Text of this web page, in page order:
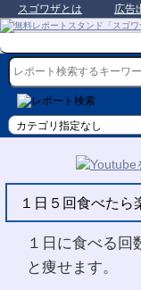
スゴワザとは 広告
１日５回食べたら
１日に食べる回
と痩せます。